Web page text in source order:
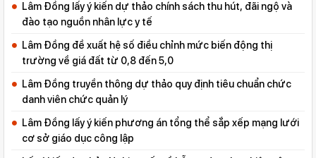
Lâm Đồng lấy ý kiến dự thảo chính sách thu hút, đãi ngộ và
đào tạo nguồn nhân lực y tế
Lâm Đồng đề xuất hệ số điều chỉnh mức biến động thị
trường về giá đất từ 0,8 đến 5,0
Lâm Đồng truyền thông dự thảo quy định tiêu chuẩn chức
danh viên chức quản lý
Lâm Đồng lấy ý kiến phương án tổng thể sắp xếp mạng lưới
cơ sở giáo dục công lập